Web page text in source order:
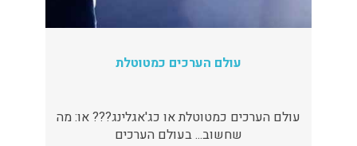
עולם הערכים כמטוטלת
עולם הערכים כמטוטלת או כג'אגלינג??? או: מה
שחשוב... בעולם הערכים